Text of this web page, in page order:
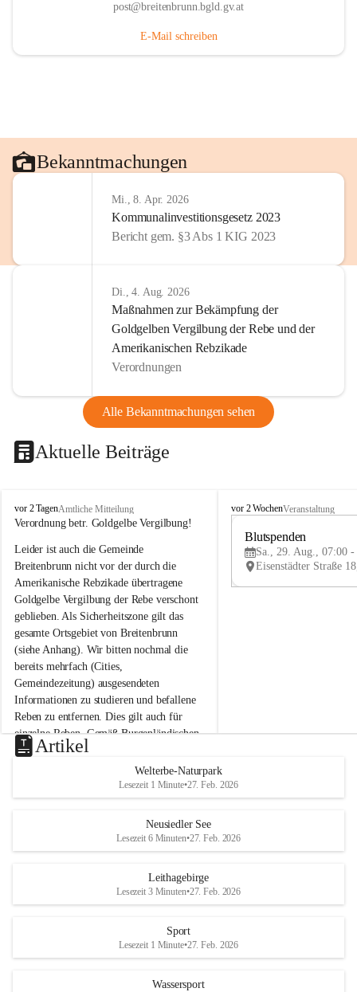
post@breitenbrunn.bgld.gv.at
E-Mail schreiben
Bekanntmachungen
Mi., 8. Apr. 2026
Kommunalinvestitionsgesetz 2023
Bericht gem. §3 Abs 1 KIG 2023
Di., 4. Aug. 2026
Maßnahmen zur Bekämpfung der
Goldgelben Vergilbung der Rebe und der
Amerikanischen Rebzikade
Verordnungen
Alle Bekanntmachungen sehen
Aktuelle Beiträge
B
r
i
t
e
n
b
r
u
n
n
a
m
N
e
u
s
d
S
vor 2 TagenAmtliche Mitteilung
Verordnung betr. Goldgelbe Vergilbung!
Leider ist auch die Gemeinde
Breitenbrunn nicht vor der durch die
Amerikanische Rebzikade übertragene
Goldgelbe Vergilbung der Rebe verschont
geblieben. Als Sicherheitszone gilt das
gesamte Ortsgebiet von Breitenbrunn
(siehe Anhang). Wir bitten nochmal die
bereits mehrfach (Cities,
Gemeindezeitung) ausgesendeten
Informationen zu studieren und befallene
Reben zu entfernen. Dies gilt auch für
einzelne Reben. Gemäß Burgenländischen
Weinbaugesetz sind nicht gepflegte oder
unzulässige Weingärten zu roden! Bitte
helfen wir zusammen um unsere Winzer
vor den prognostizierten Ernteausfällen
und den daraus folgenden wirtschaftlichen
Maßnahmen zur Bekämpfung
Rebe und der Amerikanischen
Anhang VBl. EU Nr. 18
B
e
u
e
d
r
S
vor 2 WochenVeranstaltung
Blutspenden
Sa., 29. Aug., 07:00 -
Artikel
Welterbe-Naturpark
Lesezeit 1 Minute•27. Feb. 2026
Neusiedler See
Lesezeit 6 Minuten•27. Feb. 2026
Leithagebirge
Lesezeit 3 Minuten•27. Feb. 2026
Sport
Lesezeit 1 Minute•27. Feb. 2026
Wassersport